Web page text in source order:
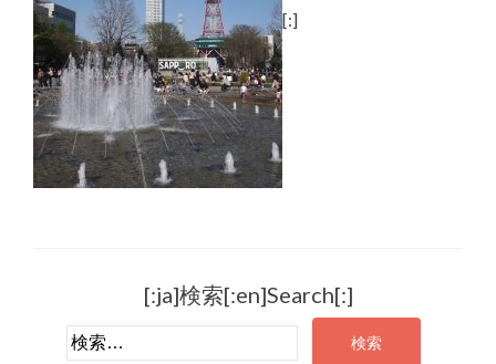
[:]
[:ja]検索[:en]Search[:]
検索: